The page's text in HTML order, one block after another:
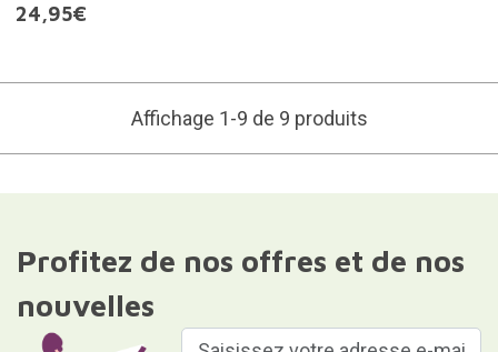
24,95€
Affichage 1-9 de 9 produits
Profitez de nos offres et de nos
nouvelles